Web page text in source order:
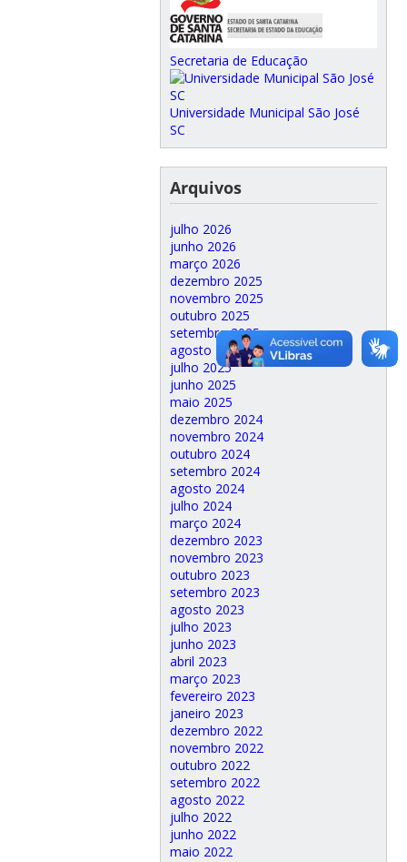
Secretaria de Educação
Universidade Municipal São José
SC
Arquivos
julho 2026
junho 2026
março 2026
dezembro 2025
novembro 2025
outubro 2025
setembro 2025
agosto 2025
julho 2025
junho 2025
maio 2025
dezembro 2024
novembro 2024
outubro 2024
setembro 2024
agosto 2024
julho 2024
março 2024
dezembro 2023
novembro 2023
outubro 2023
setembro 2023
agosto 2023
julho 2023
junho 2023
abril 2023
março 2023
fevereiro 2023
janeiro 2023
dezembro 2022
novembro 2022
outubro 2022
setembro 2022
agosto 2022
julho 2022
junho 2022
maio 2022